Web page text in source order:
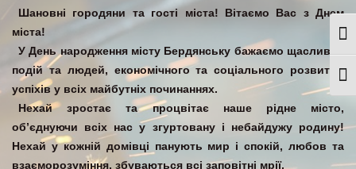
Шановні городяни та гості міста! Вітаємо Вас з Днем
міста!
У День народження місту Бердянську бажаємо щасливих
подій та людей, економічного та соціального розвитку,
успіхів у всіх майбутніх починаннях.
Нехай зростає та процвітає наше рідне місто,
об’єднуючи всіх нас у згуртовану і небайдужу родину!
Нехай у кожній домівці панують мир і спокій, любов та
взаєморозуміння, збуваються всі заповітні мрії.